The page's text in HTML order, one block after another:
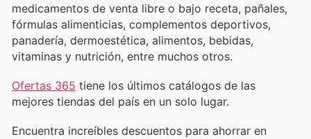
medicamentos de venta libre o bajo receta, pañales,
fórmulas alimenticias, complementos deportivos,
panadería, dermoestética, alimentos, bebidas,
vitaminas y nutrición, entre muchos otros.
Ofertas 365 tiene los últimos catálogos de las
mejores tiendas del país en un solo lugar.
Encuentra increíbles descuentos para ahorrar en